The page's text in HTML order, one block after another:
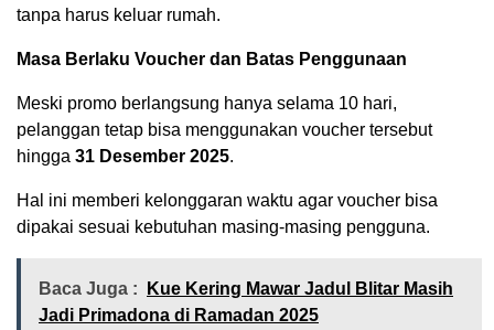
tanpa harus keluar rumah.
Masa Berlaku Voucher dan Batas Penggunaan
Meski promo berlangsung hanya selama 10 hari,
pelanggan tetap bisa menggunakan voucher tersebut
hingga 31 Desember 2025.
Hal ini memberi kelonggaran waktu agar voucher bisa
dipakai sesuai kebutuhan masing-masing pengguna.
Baca Juga :
Kue Kering Mawar Jadul Blitar Masih
Jadi Primadona di Ramadan 2025